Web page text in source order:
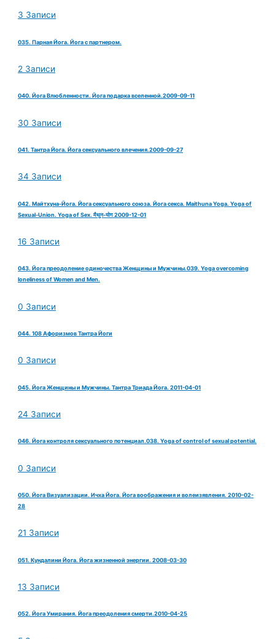
3 Записи
035. Парная Йога. Йога с партнером.
2 Записи
040. Йога Влюбленности. Йога подарка вселенной.2009-09-11
30 Записи
041. Тантра Йога. Йога сексуального влечения.2009-09-27
34 Записи
042. Майтхуна-Йога. Йога сексуального союза. Йога секса. Maithuna Yoga. Yoga of
Sexual-Union. Yoga of Sex. मैथुन-योग 2009-12-01
16 Записи
043. Йога преодоление одиночества Женщины и Мужчины.039. Yoga overcoming
loneliness of Women and Men.
0 Записи
044. 108 Афоризмов Тантра Йоги
0 Записи
045. Йога Женщины и Мужчины. Тантра Триада Йога. 2011-04-01
24 Записи
046. Йога контроля сексуального потенциал.038. Yoga of control of sexual potential.
0 Записи
050. Йога Визуализации. Ичха Йога. Йога воображения и волеизявления. 2010-02-
28
21 Записи
051. Кундалини Йога. Йога жизненной энергии. 2008-03-30
13 Записи
052. Йога Умирания. Йога преодоления смерти.2010-04-25